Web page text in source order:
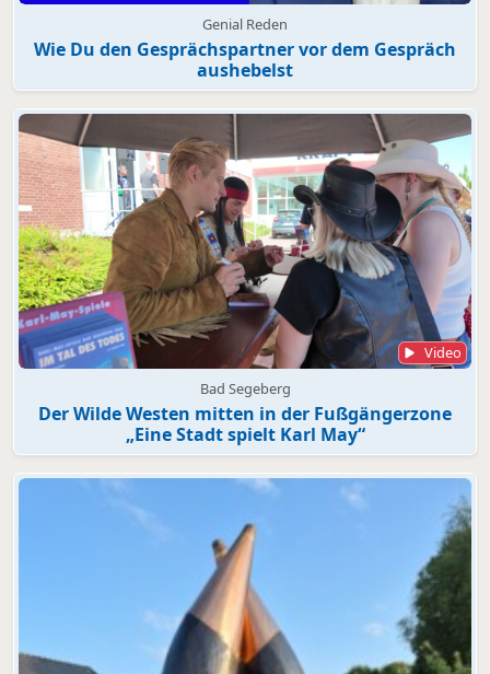
Genial Reden
Wie Du den Gesprächspartner vor dem Gespräch
aushebelst
Video
Bad Segeberg
Der Wilde Westen mitten in der Fußgängerzone
„Eine Stadt spielt Karl May“